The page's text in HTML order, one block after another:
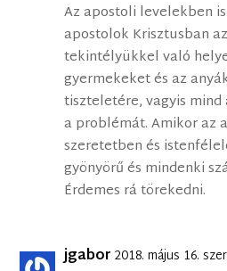
Az apostoli levelekben
apostolok Krisztusban
tekintélyükkel való
gyermekeket és az
tiszteletére, vagyis
a problémát. Amikor az
szeretetben és
gyönyörű és mindenki
Érdemes rá törekedni.
jgabor 2018. május 16.